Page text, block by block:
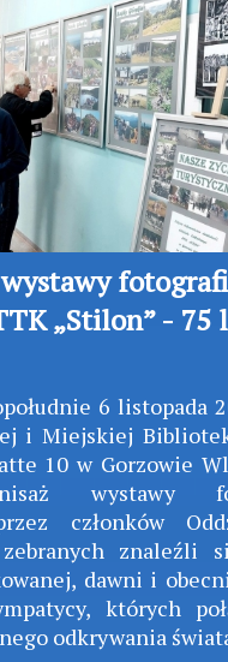
„Stilon” - 75
6 listopada
i Miejskiej
10 w Gorzowie
wystawy
członków
znaleźli
dawni i
których
odkrywania